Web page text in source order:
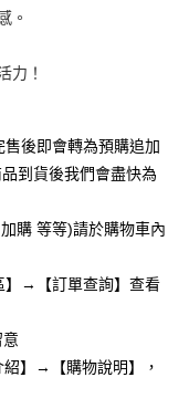
付方式。 讓您購物簡單
轉至「AFTEE先享後付」
。
力！
後即會轉為預購追加
到貨後我們會盡快為
購 等等)請於購物車內
】→【訂單查詢】查看
】→【購物說明】，